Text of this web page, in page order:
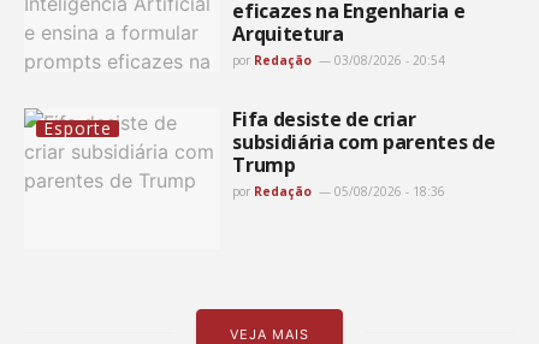
eficazes na Engenharia e
Arquitetura
por Redação 03/08/2026 - 20:54
Esporte
Fifa desiste de criar
subsidiária com parentes de
Trump
por Redação 05/08/2026 - 18:36
VEJA MAIS